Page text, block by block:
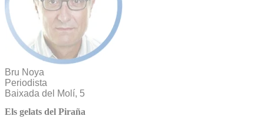
Bru Noya
Periodista
Baixada del Molí, 5
Els gelats del Piraña